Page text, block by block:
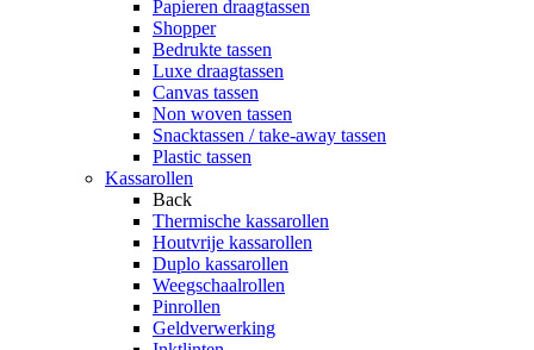
Papieren draagtassen
Shopper
Bedrukte tassen
Luxe draagtassen
Canvas tassen
Non woven tassen
Snacktassen / take-away tassen
Plastic tassen
Kassarollen
Back
Thermische kassarollen
Houtvrije kassarollen
Duplo kassarollen
Weegschaalrollen
Pinrollen
Geldverwerking